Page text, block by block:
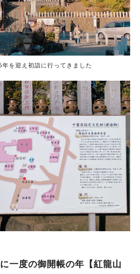
年を迎え初詣に行ってきました
一度の御開帳の年【紅龍山